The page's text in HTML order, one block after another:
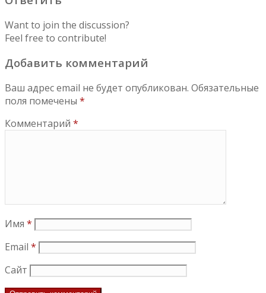
Want to join the discussion?
Feel free to contribute!
Добавить комментарий
Ваш адрес email не будет опубликован. Обязательные
поля помечены *
Комментарий *
Имя *
Email *
Сайт